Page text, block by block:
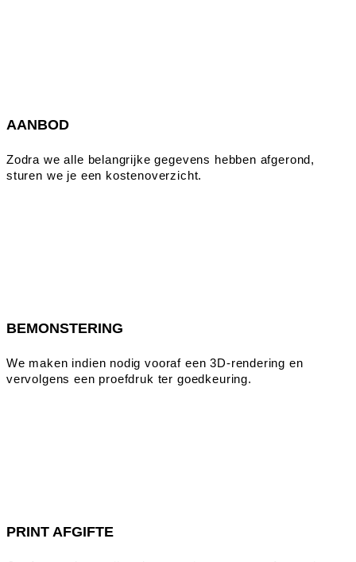
AANBOD
Zodra we alle belangrijke gegevens hebben afgerond,
sturen we je een kostenoverzicht.
BEMONSTERING
We maken indien nodig vooraf een 3D-rendering en
vervolgens een proefdruk ter goedkeuring.
PRINT AFGIFTE